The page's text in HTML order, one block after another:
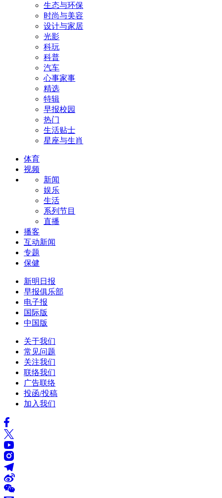
生态与环保
时尚与美容
设计与家居
光影
科玩
科普
汽车
心事家事
精选
特辑
早报校园
热门
生活贴士
星座与生肖
体育
视频
新闻
娱乐
生活
系列节目
直播
播客
互动新闻
专题
保健
新明日报
早报俱乐部
电子报
国际版
中国版
关于我们
常见问题
关注我们
联络我们
广告联络
投函/投稿
加入我们